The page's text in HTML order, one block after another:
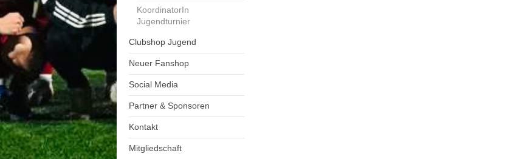
KoordinatorIn
Jugendturnier
Clubshop Jugend
Neuer Fanshop
Social Media
Partner & Sponsoren
Kontakt
Mitgliedschaft